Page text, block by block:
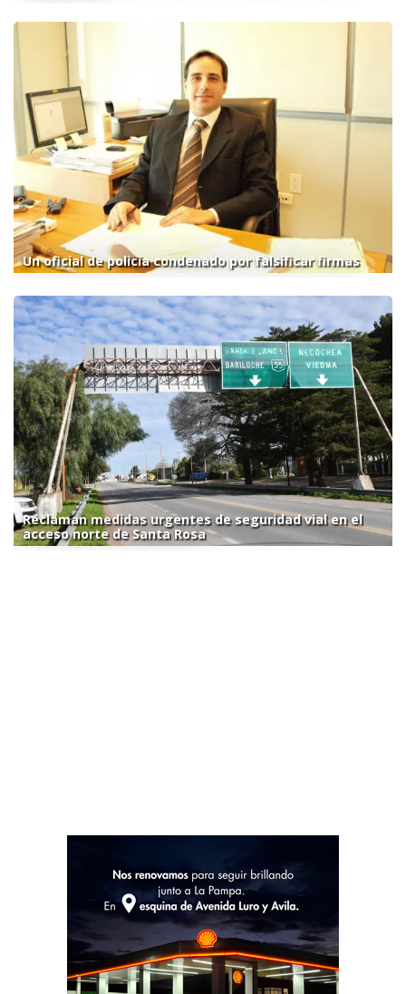
Un oficial de policía condenado por falsificar firmas
Reclaman medidas urgentes de seguridad vial en el
acceso norte de Santa Rosa